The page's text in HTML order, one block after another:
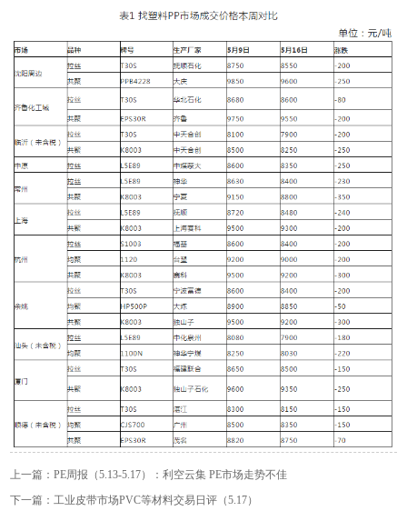
上一篇：PE周报（5.13-5.17）：利空云集 PE市场走势不佳
下一篇：工业皮带市场PVC等材料交易日评（5.17）